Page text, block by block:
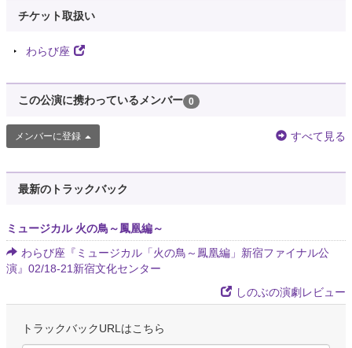
チケット取扱い
わらび座
この公演に携わっているメンバー 0
メンバーに登録 すべて見る
最新のトラックバック
ミュージカル 火の鳥～鳳凰編～
わらび座『ミュージカル「火の鳥～鳳凰編」新宿ファイナル公
演』02/18-21新宿文化センター
しのぶの演劇レビュー
トラックバックURLはこちら